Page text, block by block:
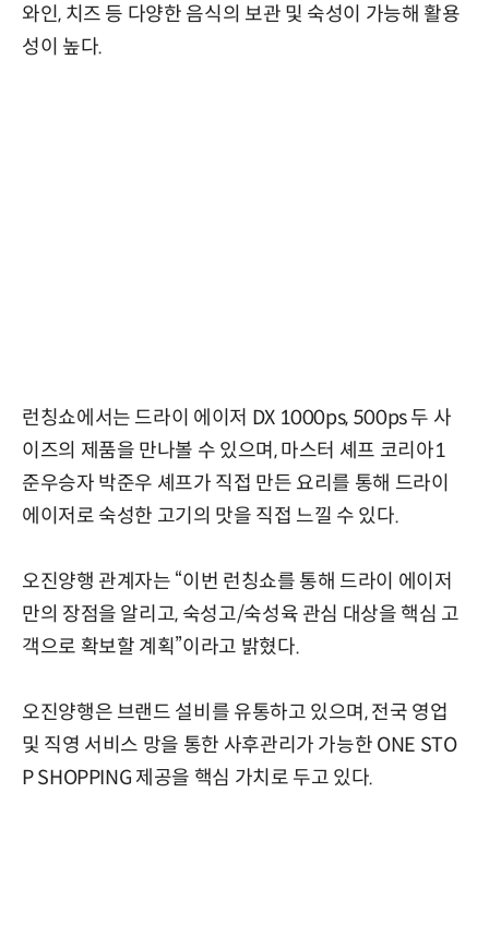
와인, 치즈 등 다양한 음식의 보관 및 숙성이 가능해 활용
성이 높다.
런칭쇼에서는 드라이 에이저 DX 1000ps, 500ps 두 사
이즈의 제품을 만나볼 수 있으며, 마스터 셰프 코리아1
준우승자 박준우 셰프가 직접 만든 요리를 통해 드라이
에이저로 숙성한 고기의 맛을 직접 느낄 수 있다.
오진양행 관계자는 “이번 런칭쇼를 통해 드라이 에이저
만의 장점을 알리고, 숙성고/숙성육 관심 대상을 핵심 고
객으로 확보할 계획”이라고 밝혔다.
오진양행은 브랜드 설비를 유통하고 있으며, 전국 영업
및 직영 서비스 망을 통한 사후관리가 가능한 ONE STO
P SHOPPING 제공을 핵심 가치로 두고 있다.